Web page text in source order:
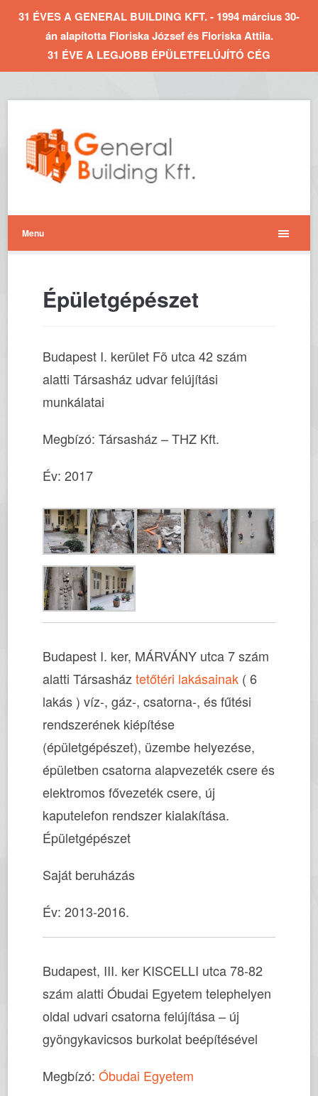
31 ÉVES A GENERAL BUILDING KFT. - 1994 március 30-
án alapította Floriska József és Floriska Attila.
31 ÉVE A LEGJOBB ÉPÜLETFELÚJÍTÓ CÉG
Menu
Épületgépészet
Budapest I. kerület Fõ utca 42 szám
alatti Társasház udvar felújítási
munkálatai
Megbízó: Társasház – THZ Kft.
Év: 2017
Budapest I. ker, MÁRVÁNY utca 7 szám
alatti Társasháztetőtéri lakásainak( 6
lakás ) víz-, gáz-, csatorna-, és fűtési
rendszerének kiépítése
(épületgépészet), üzembe helyezése,
épületben csatorna alapvezeték csere és
elektromos fővezeték csere, új
kaputelefon rendszer kialakítása.
Épületgépészet
Saját beruházás
Év: 2013-2016.
Budapest, III. ker KISCELLI utca 78-82
szám alatti Óbudai Egyetem telephelyen
oldal udvari csatorna felújítása – új
gyöngykavicsos burkolat beépítésével
Megbízó: Óbudai Egyetem